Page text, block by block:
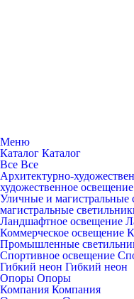
Меню
Каталог Каталог
Все Все
Архитектурно-
художественное освещение
Уличные и магистральные
магистральные
Ландшафтное освещение
Коммерческое освещение
Промышленные
Спортивное освещение
Гибкий неон Гибкий неон
Опоры Опоры
Компания Компания